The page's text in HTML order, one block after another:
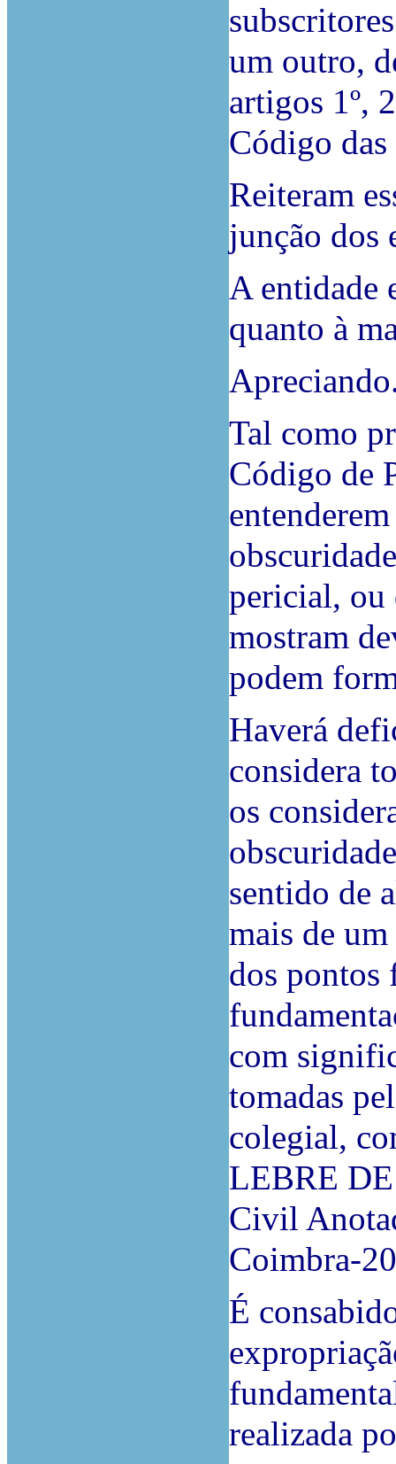
um outro,
artigos 1º,
Código
Reiteram
junção dos
A entidade
quanto à
Tal como
Código de
pericial, ou
mostram
podem
Haverá
considera
os
sentido de
mais de
dos pontos
com
tomadas
colegial,
LEBRE
Civil
Coimbra-
É
realizada